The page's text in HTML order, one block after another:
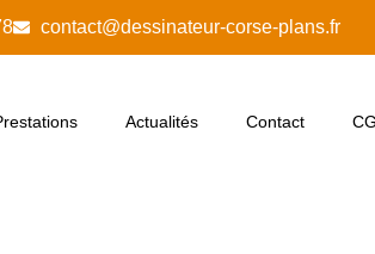
contact@dessinateur-corse-plans.fr
Actualités Contact